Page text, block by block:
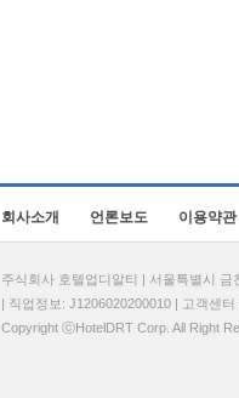
회사소개 언론보도 이용약관
주식회사 호텔업디알티 | 서울특별시
| 직업정보: J1206020200010 | 고객센
Copyright ⓒHotelDRT Corp. All Right